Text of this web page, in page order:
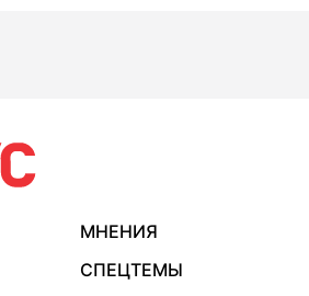
МНЕНИЯ
СПЕЦТЕМЫ